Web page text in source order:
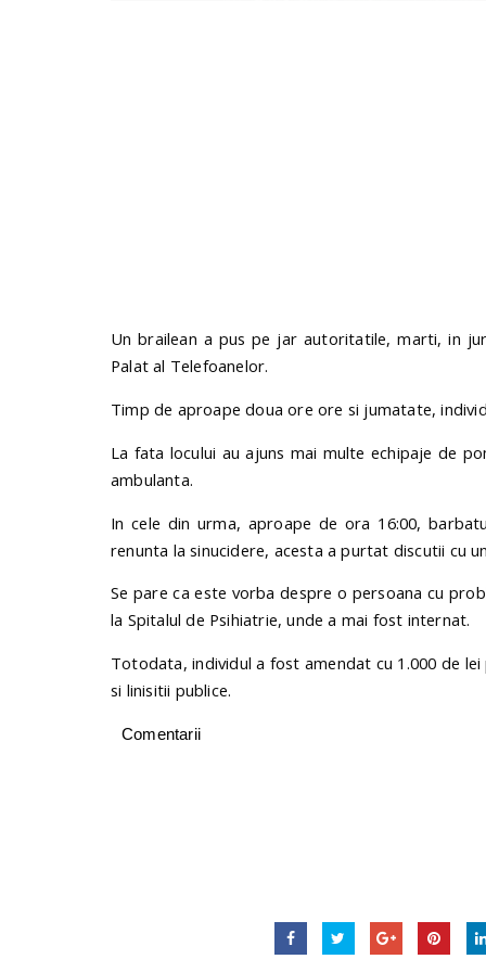
Un brailean a pus pe jar autoritatile, marti, in
Palat al Telefoanelor.
Timp de aproape doua ore ore si jumatate,
La fata locului au ajuns mai multe echipaje de
ambulanta.
In cele din urma, aproape de ora 16:00,
renunta la sinucidere, acesta a purtat discutii cu
Se pare ca este vorba despre o persoana cu
la Spitalul de Psihiatrie, unde a mai fost internat.
Totodata, individul a fost amendat cu 1.000 de
si linisitii publice.
Comentarii